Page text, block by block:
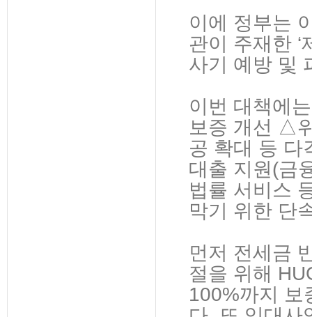
이에 정부는
관이 주재한 ‘
사기 예방 및
이번 대책에
보증 개선 △
공 확대 등
대출 지원(금
법률 서비스
막기 위한 단
먼저 전세금
절을 위해
100%까지 보